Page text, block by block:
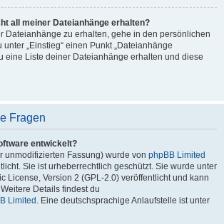
all meiner Dateianhänge erhalten?
Dateianhänge zu erhalten, gehe in den persönlichen
unter „Einstieg“ einen Punkt „Dateianhänge
eine Liste deiner Dateianhänge erhalten und diese
Fragen
entwickelt?
unmodifizierten Fassung) wurde von phpBB Limited
Sie ist urheberrechtlich geschützt. Sie wurde unter
License, Version 2 (GPL-2.0) veröffentlicht und kann
Details findest du
Limited . Eine deutschsprachige Anlaufstelle ist unter